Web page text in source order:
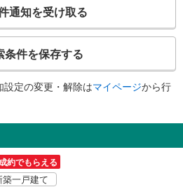
深川小学校、深川第一中学校、墨田工業高
ツ目通り、白河１−３丁目、森下３−５丁目
、深川第一中学校、深川第六中学校、中国
木場公園、清洲橋通り、三ツ目通り、白河
１−３丁目
通知を受け取る
条件を保存する
定の変更・解除はマイページから行
約でもらえる
築一戸建て